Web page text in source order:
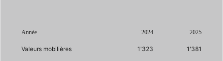
Année 2024 2025
Valeurs mobilières 1'323 1'381